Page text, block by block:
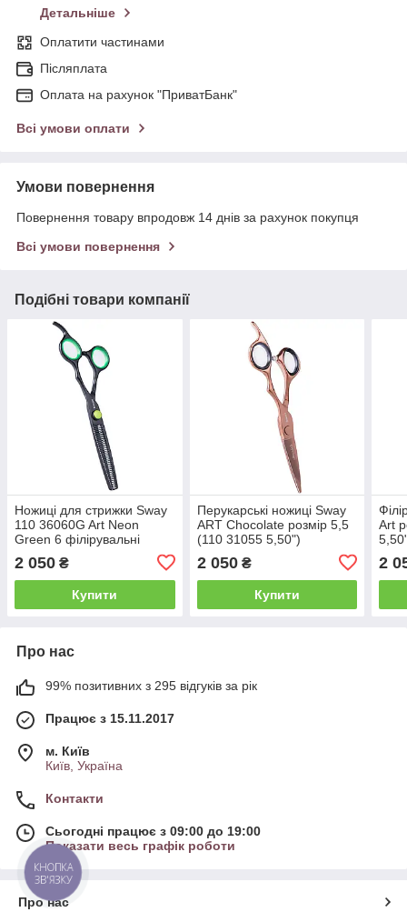
Детальніше
Оплатити частинами
Післяплата
Оплата на рахунок "ПриватБанк"
Всі умови оплати
Умови повернення
Повернення товару впродовж 14 днів за рахунок покупця
Всі умови повернення
Подібні товари компанії
Ножиці для стрижки Sway
110 36060G Art Neon
Green 6 філірувальні
2 050 ₴
Купити
Перукарські ножиці Sway
ART Chocolate розмір 5,5
(110 31055 5,50")
2 050₴
Купити
Art
2
Про нас
99% позитивних з 295 відгуків за рік
Працює з 15.11.2017
м. Київ
Київ, Україна
Контакти
Сьогодні працює з 09:00 до 19:00
Показати весь графік роботи
Про нас
КНОПКА
ЗВ'ЯЗКУ